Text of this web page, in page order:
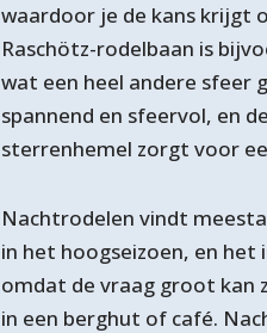
waardoor je de kans krijgt
Raschötz-rodelbaan is
wat een heel andere sfeer
spannend en sfeervol, en
sterrenhemel zorgt voor
Nachtrodelen vindt
in het hoogseizoen, en
omdat de vraag groot kan
in een berghut of café.